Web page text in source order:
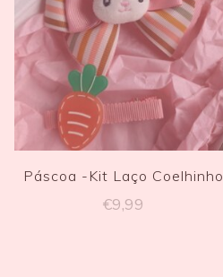
Páscoa -Kit Laço Coelhinho
€9,99